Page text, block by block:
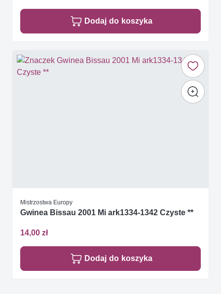
Dodaj do koszyka
Mistrzostwa Europy
Gwinea Bissau 2001 Mi ark1334-1342 Czyste **
14,00 zł
Dodaj do koszyka